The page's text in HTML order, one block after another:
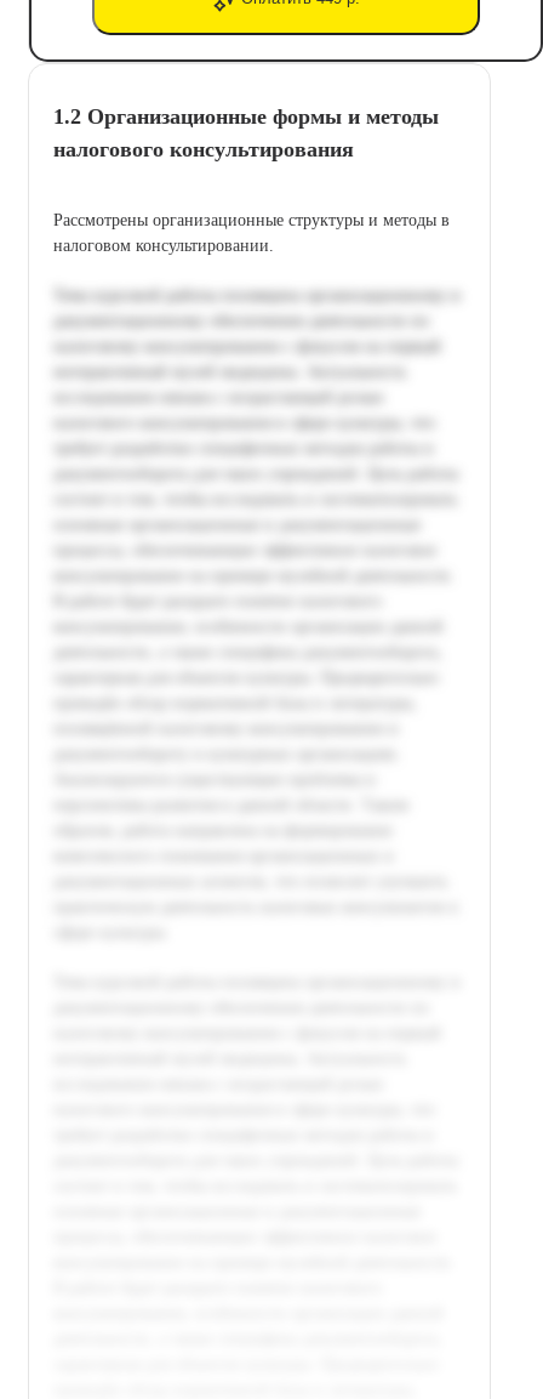
1.2 Организационные формы и методы
налогового консультирования
Рассмотрены организационные структуры и методы в
налоговом консультировании.